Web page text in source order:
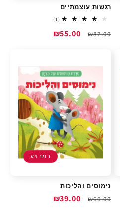
רגשות עוצמתיים
(1)
1
reviews
מחיר
₪87.00
מחיר
₪55.00
במבצע
נימוסים והליכות
מחיר
₪60.00
מחיר
₪39.00